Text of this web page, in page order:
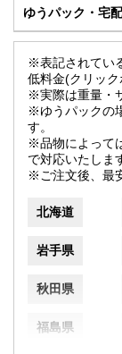
ゆうパック・宅
※表記されてい
低料金(クリック
※実際は重量・
※ゆうパックの
す。
※品物によって
で対応いたしま
※ご注文後、最
北海道
岩手県
秋田県
福島県